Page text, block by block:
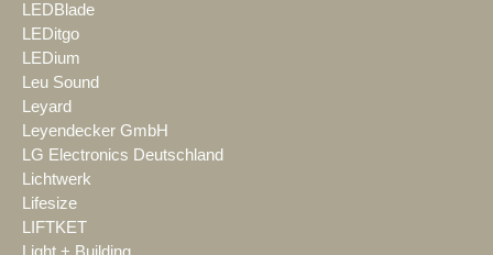
LEDBlade
LEDitgo
LEDium
Leu Sound
Leyard
Leyendecker GmbH
LG Electronics Deutschland
Lichtwerk
Lifesize
LIFTKET